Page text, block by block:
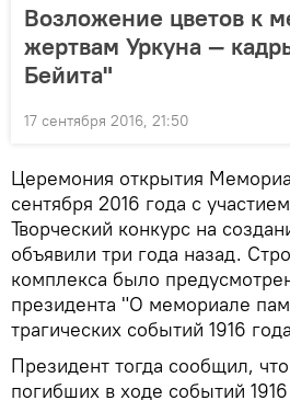
Возложение цветов к
жертвам Уркуна —
Бейита"
17 сентября 2016, 21:50
Церемония открытия
сентября 2016 года с
Творческий конкурс на
объявили три года назад.
комплекса было
президента "О мемориале
трагических событий 1916
Президент тогда сообщил,
погибших в ходе событий